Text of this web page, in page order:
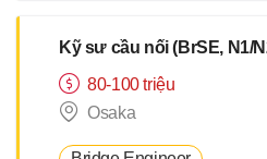
cùng với đội phát triển thuộc
phòng R&D của tập đoàn; ●
Phối hợp với các thành viên
80-100 triệu
Osaka